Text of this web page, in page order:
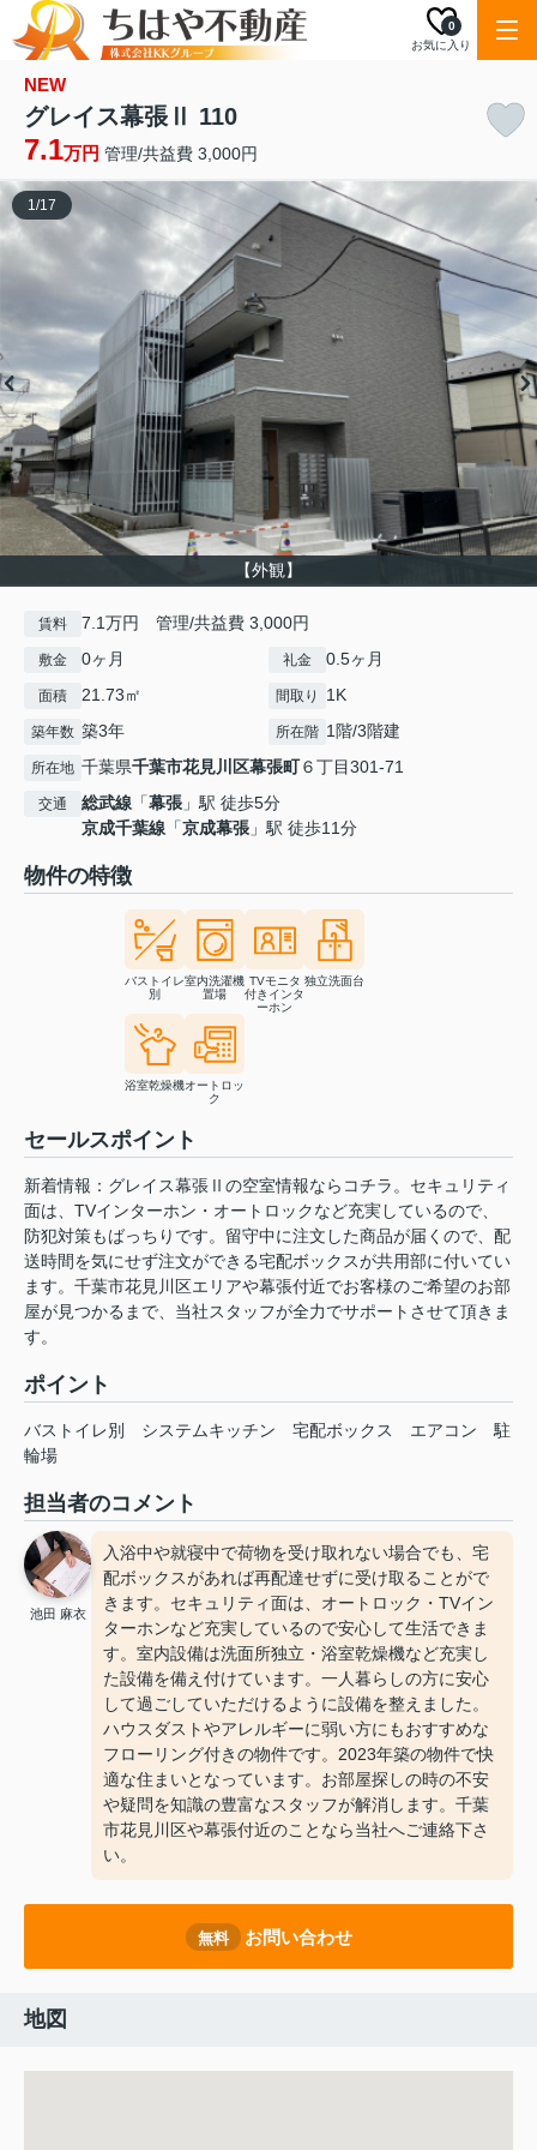
お気に入り
0
NEW
グレイス幕張Ⅱ 110
7.1万円 管理/共益費 3,000円
【外観】
1/17
賃料 7.1万円 管理/共益費 3,000円
敷金 0ヶ月 礼金 0.5ヶ月
面積 21.73㎡ 間取り 1K
築年数 築3年 所在階 1階/3階建
所在地 千葉県千葉市花見川区幕張町６丁目301-71
交通 総武線 「幕張 」駅 徒歩5分
京成千葉線 「京成幕張 」駅 徒歩11分
物件の特徴
バストイレ
別
室内洗濯機
置場
TVモニタ
付きインタ
ーホン
独立洗面台
浴室乾燥機オートロッ
ク
セールスポイント
新着情報：グレイス幕張Ⅱの空室情報ならコチラ。セキュリティ
面は、TVインターホン・オートロックなど充実しているので、
防犯対策もばっちりです。留守中に注文した商品が届くので、配
送時間を気にせず注文ができる宅配ボックスが共用部に付いてい
ます。千葉市花見川区エリアや幕張付近でお客様のご希望のお部
屋が見つかるまで、当社スタッフが全力でサポートさせて頂きま
す。
ポイント
バストイレ別 システムキッチン 宅配ボックス エアコン
駐
輪場
担当者のコメント
池田 麻衣
入浴中や就寝中で荷物を受け取れない場合でも、宅
配ボックスがあれば再配達せずに受け取ることがで
きます。セキュリティ面は、オートロック・TVイン
ターホンなど充実しているので安心して生活できま
す。室内設備は洗面所独立・浴室乾燥機など充実し
た設備を備え付けています。一人暮らしの方に安心
して過ごしていただけるように設備を整えました。
ハウスダストやアレルギーに弱い方にもおすすめな
フローリング付きの物件です。2023年築の物件で快
適な住まいとなっています。お部屋探しの時の不安
や疑問を知識の豊富なスタッフが解消します。千葉
市花見川区や幕張付近のことなら当社へご連絡下さ
い。
無料 お問い合わせ
地図